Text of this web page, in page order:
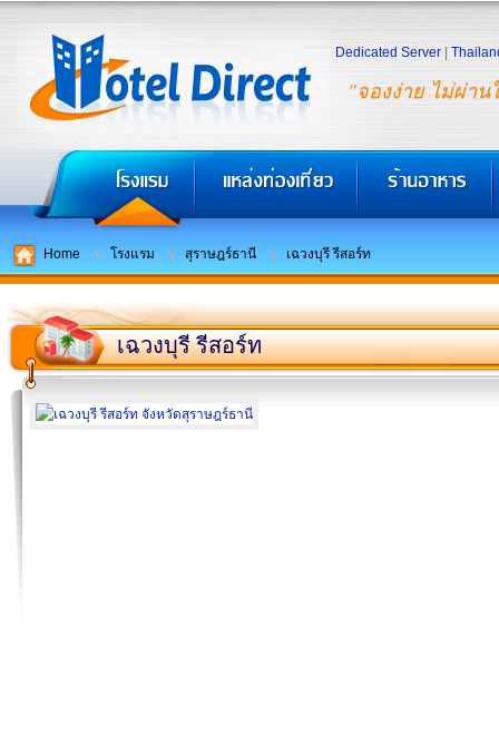
"จองง่าย ไม่ผ่าน
Dedicated Server
Home โรงแรม สุราษฎร์ธานี เฉวงบุรี รีสอร์ท
เฉวงบุรี รีสอร์ท